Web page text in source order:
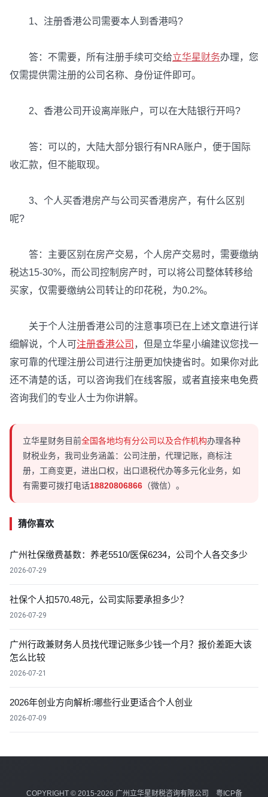
1、注册香港公司需要本人到香港吗?
答：不需要，所有注册手续可交给立华星财务办理，您
仅需提供需注册的公司名称、身份证件即可。
2、香港公司开设离岸账户，可以在大陆银行开吗?
答：可以的，大陆大部分银行有NRA账户，便于国际
收汇款，但不能取现。
3、个人买香港房产与公司买香港房产，有什么区别
呢?
答：主要区别在房产交易，个人房产交易时，需要缴纳
税达15-30%，而公司控制房产时，可以将公司整体转移给
买家，仅需要缴纳公司转让的印花税，为0.2%。
关于个人注册香港公司的注意事项已在上述文章进行详
细解说，个人可注册香港公司 ，但是立华星小编建议您找一
家可靠的代理注册公司进行注册更加快捷省时。如果你对此
还不清楚的话，可以咨询我们在线客服，或者直接来电免费
咨询我们的专业人士为你讲解。
立华星财务目前全国各地均有分公司以及合作机构办理各种
财税业务，我司业务涵盖：公司注册，代理记账，商标注
册，工商变更，进出口权，出口退税代办等多元化业务，如
有需要可拨打电话18820806866 （微信）。
猜你喜欢
广州社保缴费基数：养老5510/医保6234，公司个人各交多少
2026-07-29
社保个人扣570.48元，公司实际要承担多少？
2026-07-29
广州行政兼财务人员找代理记账多少钱一个月？报价差距大该
怎么比较
2026-07-21
2026年创业方向解析:哪些行业更适合个人创业
2026-07-09
COPYRIGHT © 2015-2026 广州立华星财税咨询有限公司 粤ICP备